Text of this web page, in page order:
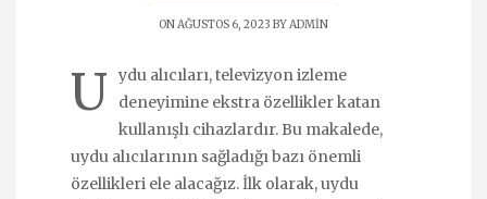
ON AĞUSTOS 6, 2023 BYADMIN
U
ydu alıcıları, televizyon izleme
deneyimine ekstra özellikler katan
kullanışlı cihazlardır. Bu makalede,
uydu alıcılarının sağladığı bazı önemli
özellikleri ele alacağız. İlk olarak, uydu